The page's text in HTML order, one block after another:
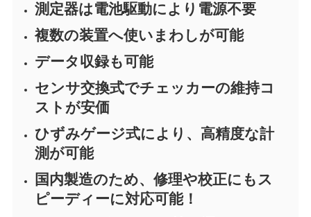
測定器は電池駆動により電源不要
複数の装置へ使いまわしが可能
データ収録も可能
センサ交換式でチェッカーの維持コ
ストが安価
ひずみゲージ式により、高精度な計
測が可能
国内製造のため、修理や校正にもス
ピーディーに対応可能！